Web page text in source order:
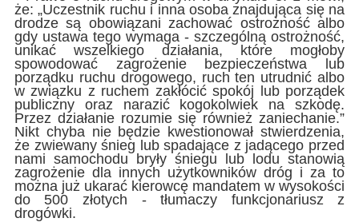
że: „Uczestnik ruchu i inna osoba znajdująca się na
drodze są obowiązani zachować ostrożność albo
gdy ustawa tego wymaga - szczególną ostrożność,
unikać wszelkiego działania, które mogłoby
spowodować zagrożenie bezpieczeństwa lub
porządku ruchu drogowego, ruch ten utrudnić albo
w związku z ruchem zakłócić spokój lub porządek
publiczny oraz narazić kogokolwiek na szkodę.
Przez działanie rozumie się również zaniechanie.”
Nikt chyba nie będzie kwestionował stwierdzenia,
że zwiewany śnieg lub spadające z jadącego przed
nami samochodu bryły śniegu lub lodu stanowią
zagrożenie dla innych użytkowników dróg i za to
można już ukarać kierowcę mandatem w wysokości
do 500 złotych - tłumaczy funkcjonariusz z
drogówki.